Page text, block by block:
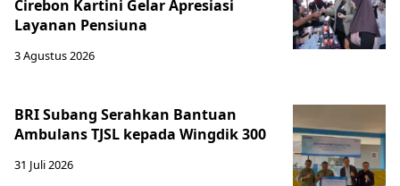
Cirebon Kartini Gelar Apresiasi
Layanan Pensiuna
3 Agustus 2026
BRI Subang Serahkan Bantuan
Ambulans TJSL kepada Wingdik 300
31 Juli 2026